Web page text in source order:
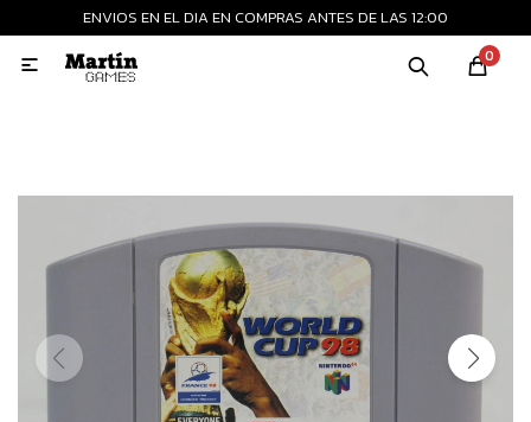
ENVIOS EN EL DIA EN COMPRAS ANTES DE LAS 12:00
0

MI CUENTA
Consolas nuevas
Consolas recertificadas
Juegos